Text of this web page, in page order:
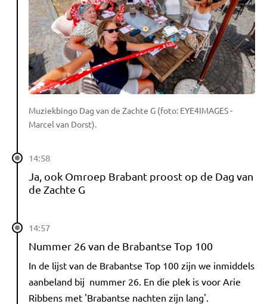
Muziekbingo Dag van de Zachte G (foto: EYE4IMAGES -
Marcel van Dorst).
14:58
Ja, ook Omroep Brabant proost op de Dag van
de Zachte G
14:57
Nummer 26 van de Brabantse Top 100
In de lijst van de Brabantse Top 100 zijn we inmiddels
aanbeland bij nummer 26. En die plek is voor Arie
Ribbens met 'Brabantse nachten zijn lang'.